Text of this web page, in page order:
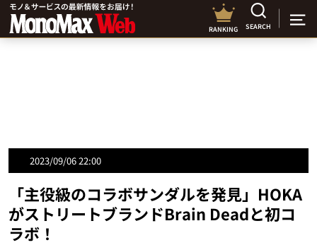
RANKING SEARCH
2023/09/06 22:00
「主役級のコラボサンダルを発見」HOKA
がストリートブランドBrain Deadと初コ
ラボ！